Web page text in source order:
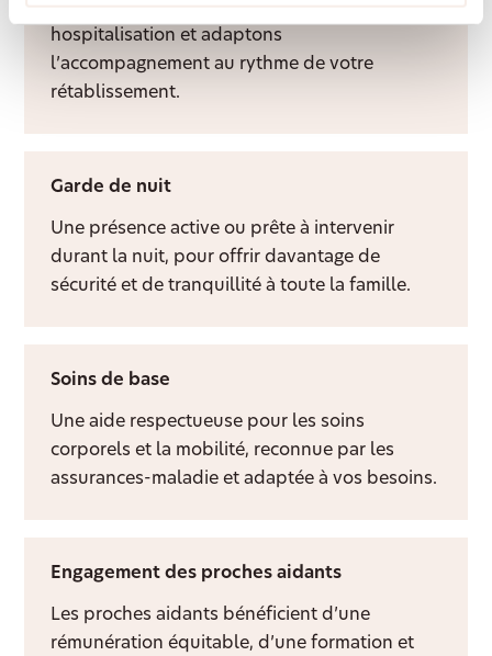
hospitalisation et adaptons
l’accompagnement au rythme de votre
rétablissement.
Garde de nuit
Une présence active ou prête à intervenir
durant la nuit, pour offrir davantage de
sécurité et de tranquillité à toute la famille.
Soins de base
Une aide respectueuse pour les soins
corporels et la mobilité, reconnue par les
assurances-maladie et adaptée à vos besoins.
Engagement des proches aidants
Les proches aidants bénéficient d’une
rémunération équitable, d’une formation et